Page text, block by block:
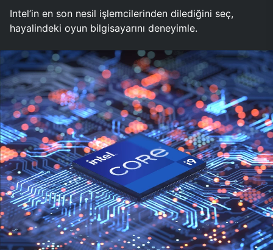
Intel’in en son nesil işlemcilerinden dilediğini seç,
hayalindeki oyun bilgisayarını deneyimle.